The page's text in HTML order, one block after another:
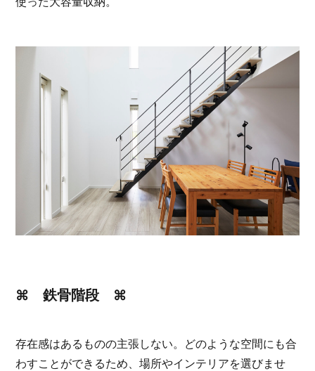
⌘ 鉄骨階段 ⌘
存在感はあるものの主張しない。どのような空間にも合
わすことができるため、場所やインテリアを選びませ